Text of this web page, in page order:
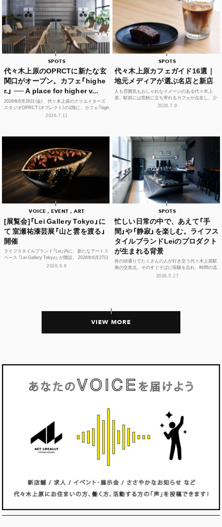
SPOTS
代々木上原のOPRCTに新たな玄
関口がオープン。カフェ「highe
r.」 ── A place for higher v...
2026年6月26日（金）、代々木上原のクリエイターズ
スタジオOPRCT（オプレクト）の1階に、カフェ「high
er.」（ハイアー）がグランドオープンし...
2026.7.11
SPOTS
代々木上原カフェガイド16選｜
地元メディアが選ぶ名店と新店
人も雰囲気もおしゃれなイメージのある代々木上
原。駅前には気軽に立ち寄れるカフェが点在し、少
し歩けば、コーヒーやスイーツ、空間づくりにこだ
2026.7.9
VOICE , EVENT , ART
[展覧会]「Lei Gallery Tokyo」に
て 室瀬祐漆芸展「山と雲を渡る」
開催
ライフスタイルブランド「Lei」内に、新たなアートス
ペース 「Lei Gallery Tokyo」 が開設。 2026年6月27日
（土）から、初の企画展...2026.6.9
SPOTS
忙しい日常の中で、あえて「手
間」や「静寂」を楽しむ。ライフス
タイルブランドLeiのプロダクト
が生まれる背景
井の頭通りでたくさんの人が行き交う代々木上原駅
南の交差点。そのすぐそばに喧騒を忘れ、時間の流
れや感性をフラットに整えられる空間があります。
2026.5.27
VIEW MORE